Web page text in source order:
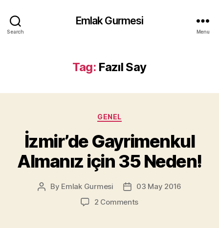
Search
Emlak Gurmesi
Menu
Tag: Fazıl Say
Categories
GENEL
İzmir’de Gayrimenkul
Almanız için 35 Neden!
Post
By Emlak Gurmesi
Post03 May 2016
2 Commentson